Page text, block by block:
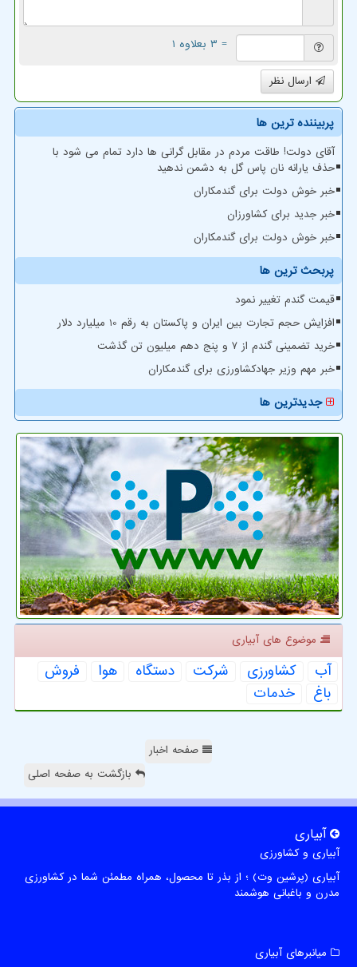
= ۳ بعلاوه ۱
ارسال نظر
پربیننده ترین ها
آقای دولت! طاقت مردم در مقابل گرانی ها دارد تمام می شود با
حذف یارانه نان پاس گل به دشمن ندهید
خبر خوش دولت برای گندمکاران
خبر جدید برای کشاورزان
خبر خوش دولت برای گندمکاران
پربحث ترین ها
قیمت گندم تغییر نمود
افزایش حجم تجارت بین ایران و پاکستان به رقم 10 میلیارد دلار
خرید تضمینی گندم از ۷ و پنج دهم میلیون تن گذشت
خبر مهم وزیر جهادکشاورزی برای گندمکاران
جدیدترین ها
موضوع های آبیاری
آب كشاورزی شركت دستگاه هوا
فروش
باغ
خدمات
صفحه اخبار
بازگشت به صفحه اصلی
آبیاری
آبیاری و کشاورزی
آبیاری (پرشین وت) ؛ از بذر تا محصول، همراه مطمئن شما در کشاورزی
مدرن و باغبانی هوشمند
میانبرهای آبیاری